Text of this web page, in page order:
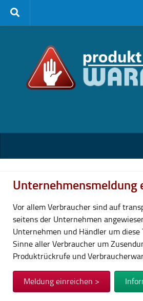
Zum Inhalt springen
Unternehmensmeldung
Vor allem Verbraucher sind auf
seitens der Unternehmen
Unternehmen und Händler um diese
Sinne aller Verbraucher um
Produktrückrufe und
Meldung einreichen >